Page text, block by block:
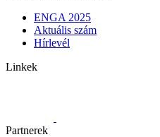
ENGA 2025
Aktuális szám
Hírlevél
Linkek
Partnerek